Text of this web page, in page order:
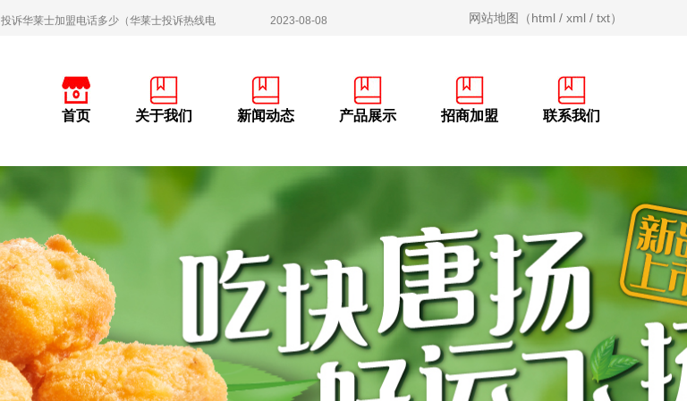
投诉华莱士加盟电话多少（华莱士投诉热线电 2023-08-08
加盟华莱士当店长一年赚多少钱（华莱士店长
华莱士汉堡加盟费明细清单（华莱士加盟费及 2023-05-15
网站地图（html / xml / txt）
首页 关于我们 新闻动态 产品展示 招商加盟 联系我们